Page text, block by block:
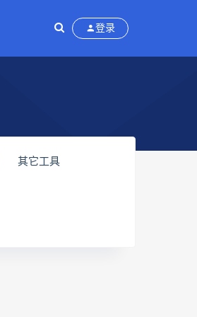
登录
其它工具